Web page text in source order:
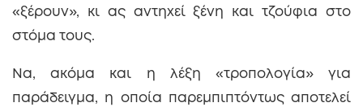
«ξέρουν», κι ας αντηχεί ξένη και τζούφια στο
στόμα τους.
Να, ακόμα και η λέξη «τροπολογία» για
παράδειγμα, η οποία παρεμπιπτόντως αποτελεί